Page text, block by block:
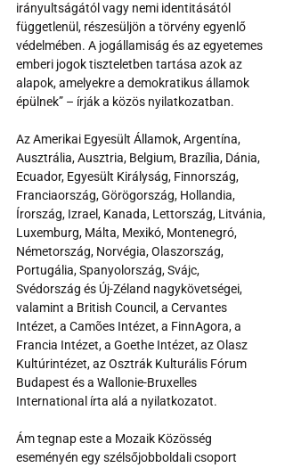
irányultságától vagy nemi identitásától
függetlenül, részesüljön a törvény egyenlő
védelmében. A jogállamiság és az egyetemes
emberi jogok tiszteletben tartása azok az
alapok, amelyekre a demokratikus államok
épülnek” – írják a közös nyilatkozatban.
Az Amerikai Egyesült Államok, Argentína,
Ausztrália, Ausztria, Belgium, Brazília, Dánia,
Ecuador, Egyesült Királyság, Finnország,
Franciaország, Görögország, Hollandia,
Írország, Izrael, Kanada, Lettország, Litvánia,
Luxemburg, Málta, Mexikó, Montenegró,
Németország, Norvégia, Olaszország,
Portugália, Spanyolország, Svájc,
Svédország és Új-Zéland nagykövetségei,
valamint a British Council, a Cervantes
Intézet, a Camões Intézet, a FinnAgora, a
Francia Intézet, a Goethe Intézet, az Olasz
Kultúrintézet, az Osztrák Kulturális Fórum
Budapest és a Wallonie-Bruxelles
International írta alá a nyilatkozatot.
Ám tegnap este a Mozaik Közösség
eseményén egy szélsőjobboldali csoport